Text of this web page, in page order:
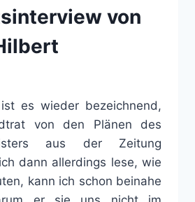
von
es wieder bezeichnend,
von den Plänen des
aus der Zeitung
dann allerdings lese, wie
kann ich schon beinahe